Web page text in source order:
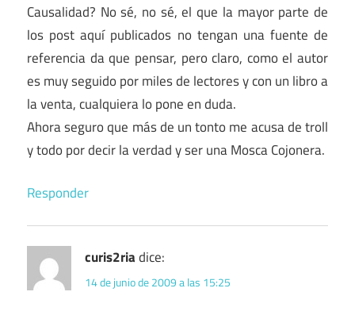
Causalidad? No sé, no sé, el que la mayor parte de
los post aquí publicados no tengan una fuente de
referencia da que pensar, pero claro, como el autor
es muy seguido por miles de lectores y con un libro a
la venta, cualquiera lo pone en duda.
Ahora seguro que más de un tonto me acusa de troll
y todo por decir la verdad y ser una Mosca Cojonera.
Responder
curis2riadice:
14 de junio de 2009 a las 15:25